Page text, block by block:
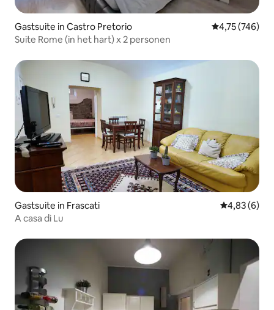
Gastsuite in Castro Pretorio Gemiddelde
4,75 (746)
Suite Rome (in het hart) x 2 personen
Gastsuite in Frascati Gemiddelde
4,83 (6)
A casa di Lu